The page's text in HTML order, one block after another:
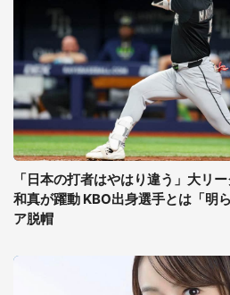
「日本の打者はやはり違う」大リ
和真が躍動 KBO出身選手とは「明
ア脱帽